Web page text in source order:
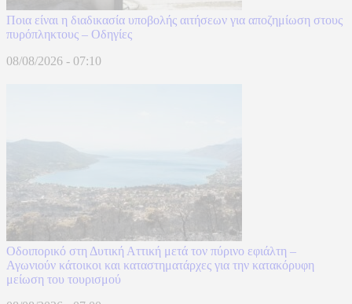
Ποια είναι η διαδικασία υποβολής αιτήσεων για αποζημίωση στους
πυρόπληκτους – Οδηγίες
08/08/2026 - 07:10
Οδοιπορικό στη Δυτική Αττική μετά τον πύρινο εφιάλτη –
Αγωνιούν κάτοικοι και καταστηματάρχες για την κατακόρυφη
μείωση του τουρισμού